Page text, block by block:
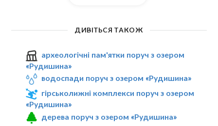
ДИВІТЬСЯ ТАКОЖ
археологічні пам'ятки поруч з озером
«Рудишина»
водоспади поруч з озером «Рудишина»
гірськолижні комплекси поруч з озером
«Рудишина»
дерева поруч з озером «Рудишина»